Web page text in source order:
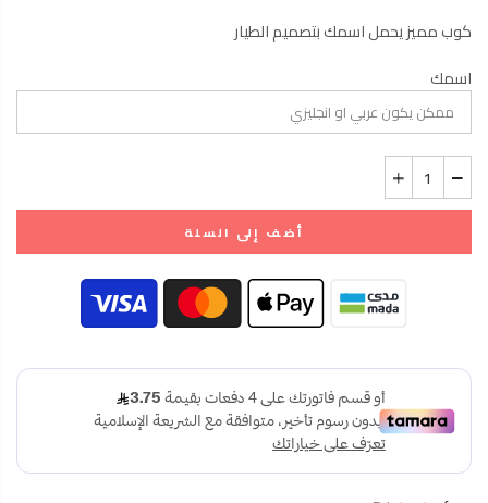
كوب مميز يحمل اسمك بتصميم الطيار
اسمك
أضف إلى السلة